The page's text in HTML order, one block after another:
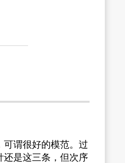
谓很好的模范。过
还是这三条，但次序